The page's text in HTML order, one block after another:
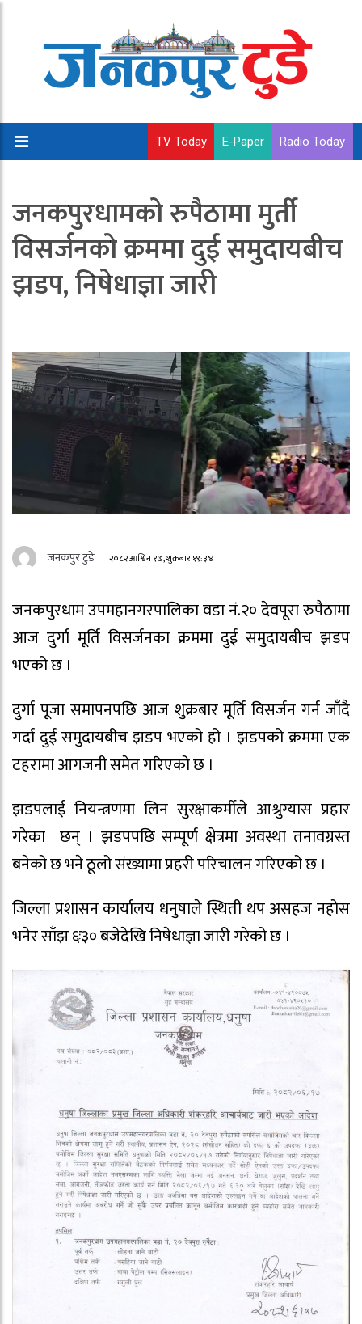
TV Today E-Paper Radio Today
जनकपुरधामको रुपैठामा मुर्ती
विसर्जनको क्रममा दुई समुदायबीच
झडप, निषेधाज्ञा जारी
जनकपुर टुडे २०८२ आश्विन १७, शुक्रबार १९:३४
जनकपुरधाम उपमहानगरपालिका वडा नं.२० देवपूरा रुपैठामा
आज दुर्गा मूर्ति विसर्जनका क्रममा दुई समुदायबीच झडप
भएको छ ।
दुर्गा पूजा समापनपछि आज शुक्रबार मूर्ति विसर्जन गर्न जाँदै
गर्दा दुई समुदायबीच झडप भएको हो । झडपको क्रममा एक
टहरामा आगजनी समेत गरिएको छ ।
झडपलाई नियन्त्रणमा लिन सुरक्षाकर्मीले आश्रुग्यास प्रहार
गरेका छन् । झडपपछि सम्पूर्ण क्षेत्रमा अवस्था तनावग्रस्त
बनेको छ भने ठूलो संख्यामा प्रहरी परिचालन गरिएको छ ।
जिल्ला प्रशासन कार्यालय धनुषाले स्थिती थप असहज नहोस
भनेर साँझ ६ः३० बजेदेखि निषेधाज्ञा जारी गरेको छ ।